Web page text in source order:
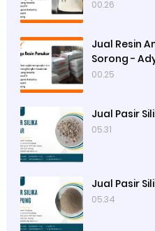
00.26
Jual Resin
Sorong -
00.25
Jual Pasir
05.31
Jual Pasir
05.34